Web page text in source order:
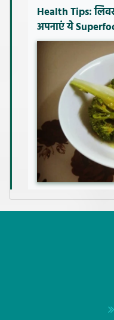
Health Tips:
अपनाएं ये